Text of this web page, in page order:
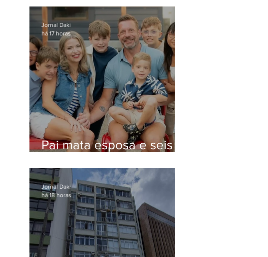
Pai mata esposa e seis
funeral
Jornal Daki
há 17 horas
Jornal Daki
há 18 horas